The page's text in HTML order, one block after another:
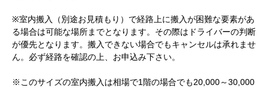
※室内搬入（別途お見積もり）で経路上に搬入が困難な要素があ
る場合は可能な場所までとなります。その際はドライバーの判断
が優先となります。搬入できない場合でもキャンセルは承れませ
ん。必ず経路を確認の上、お申込み下さい。
※このサイズの室内搬入は相場で1階の場合でも20,000～30,000